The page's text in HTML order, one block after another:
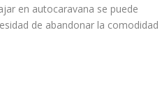
en autocaravana se puede
de abandonar la comodidad